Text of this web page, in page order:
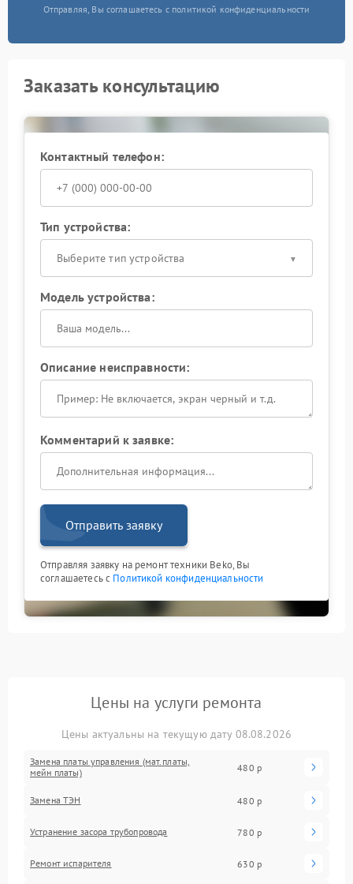
Отправляя, Вы соглашаетесь с политикой конфиденциальности
Заказать консультацию
Контактный телефон:
Тип устройства:
Выберите тип устройства
Модель устройства:
Описание неисправности:
Комментарий к заявке:
Отправить заявку
Отправляя заявку на ремонт техники Beko, Вы
соглашаетесь с Политикой конфиденциальности
Цены на услуги ремонта
Цены актуальны на текущую дату 08.08.2026
Замена платы управления (мат.платы,
мейн платы)
480 р
Замена ТЭН 480 р
Устранение засора трубопровода 780 р
Ремонт испарителя 630 р